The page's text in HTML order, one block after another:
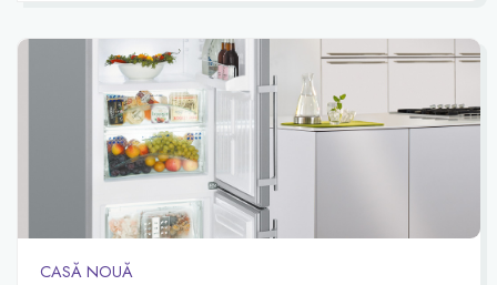
CASĂ NOUĂ